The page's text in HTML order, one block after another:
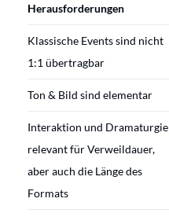
Herausforderungen
Klassische Events sind nicht
1:1 übertragbar
Ton & Bild sind elementar
Interaktion und Dramaturgie
relevant für Verweildauer,
aber auch die Länge des
Formats